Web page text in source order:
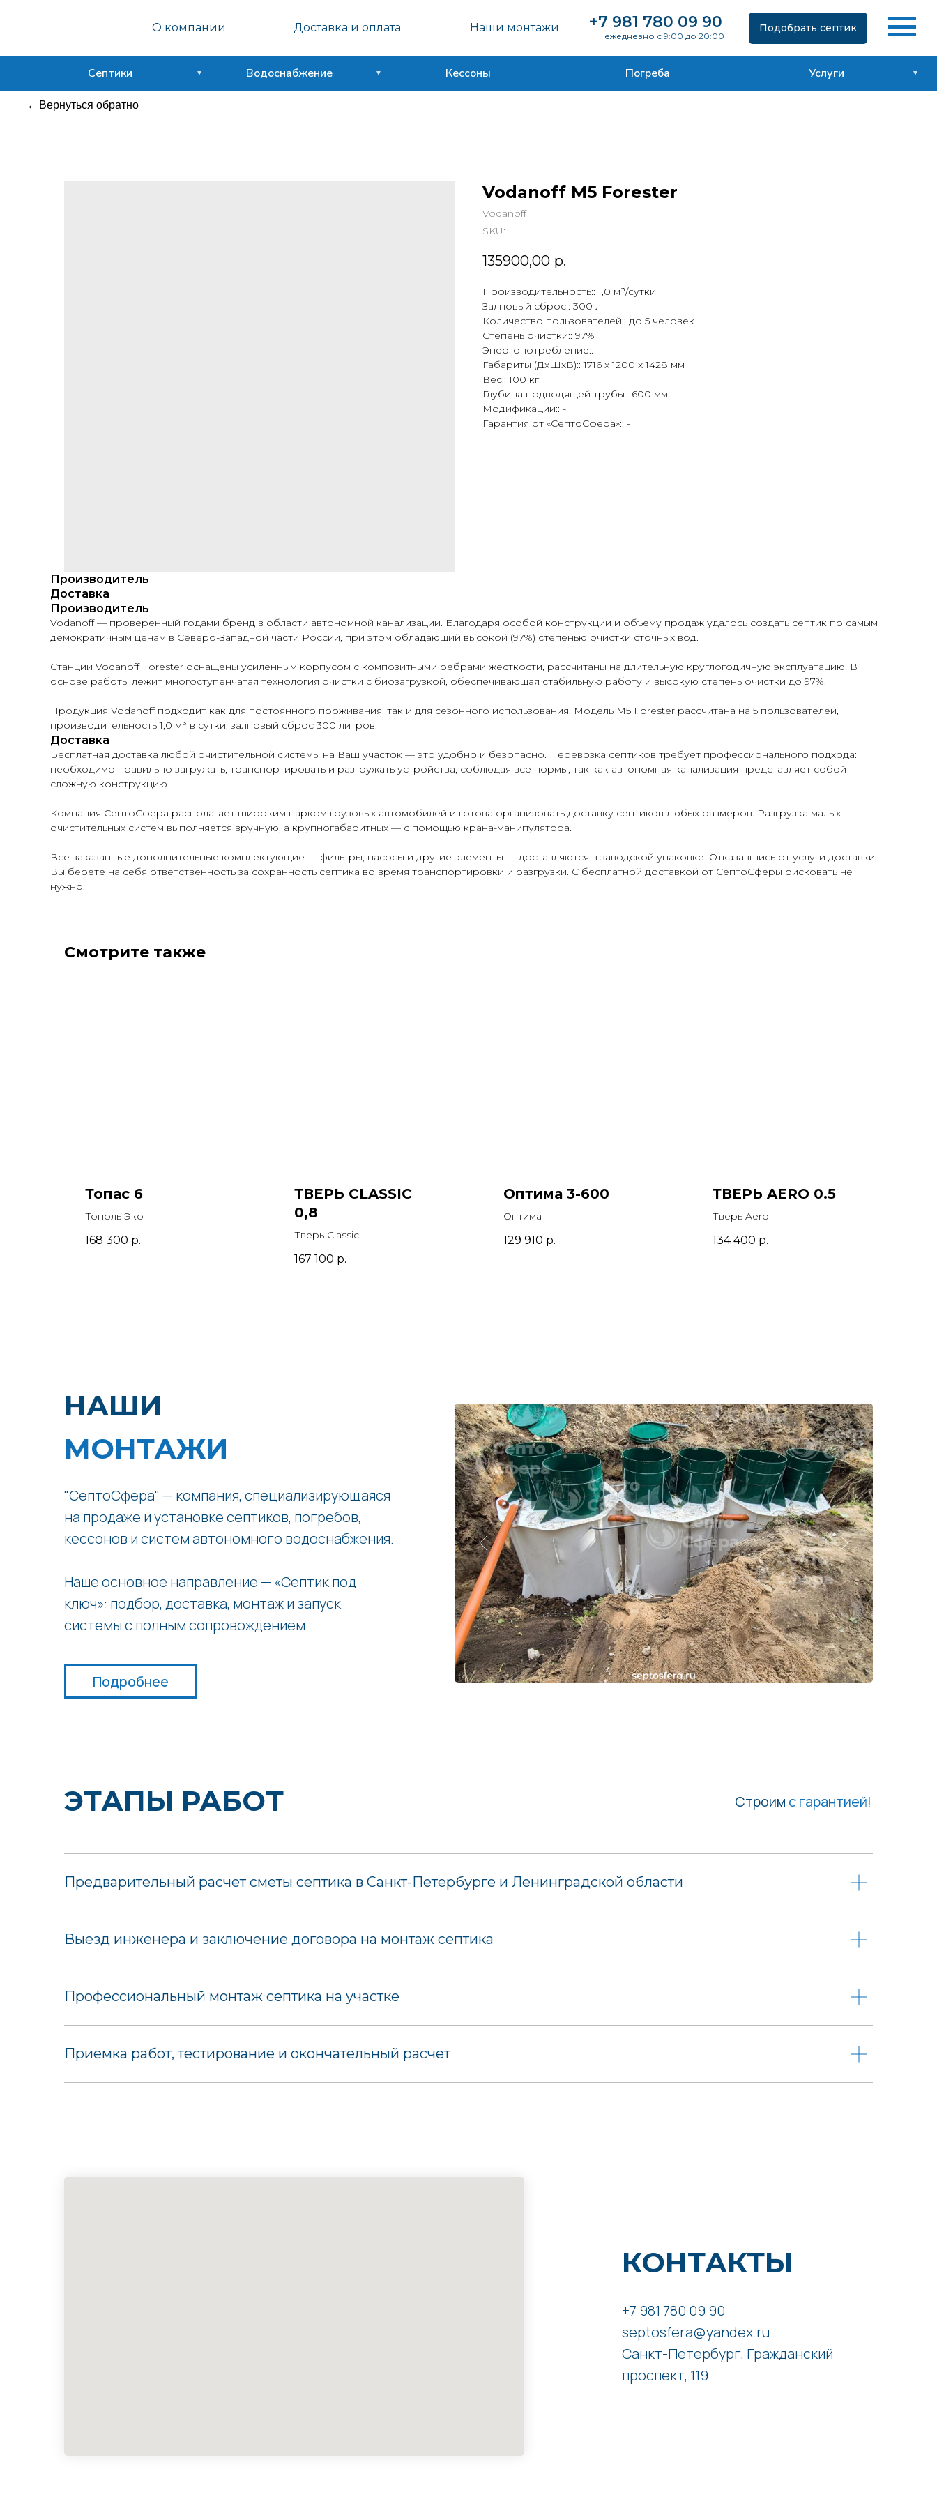
+7 981 780 09 90
ежедневно с 9:00 до 20:00
О компании Доставка и оплата Наши монтажи Подобрать септик
Септики Водоснабжение Кессоны Погреба Услуги
Вернуться обратно
Vodanoff M5 Forester
Vodanoff
SKU:
135900,00 р.
Производительность:: 1,0 м³/сутки
Залповый сброс:: 300 л
Количество пользователей:: до 5 человек
Степень очистки:: 97%
Энергопотребление:: -
Габариты (ДхШхВ):: 1716 x 1200 x 1428 мм
Вес:: 100 кг
Глубина подводящей трубы:: 600 мм
Модификации:: -
Гарантия от «СептоСфера»:: -
Производитель
Доставка
Производитель
Vodanoff — проверенный годами бренд в области автономной канализации. Благодаря особой конструкции и объему продаж удалось создать септик по самым
демократичным ценам в Северо-Западной части России, при этом обладающий высокой (97%) степенью очистки сточных вод.
Станции Vodanoff Forester оснащены усиленным корпусом с композитными ребрами жесткости, рассчитаны на длительную круглогодичную эксплуатацию. В
основе работы лежит многоступенчатая технология очистки с биозагрузкой, обеспечивающая стабильную работу и высокую степень очистки до 97%.
Продукция Vodanoff подходит как для постоянного проживания, так и для сезонного использования. Модель M5 Forester рассчитана на 5 пользователей,
производительность 1,0 м³ в сутки, залповый сброс 300 литров.
Доставка
Бесплатная доставка любой очистительной системы на Ваш участок — это удобно и безопасно. Перевозка септиков требует профессионального подхода:
необходимо правильно загружать, транспортировать и разгружать устройства, соблюдая все нормы, так как автономная канализация представляет собой
сложную конструкцию.
Компания СептоСфера располагает широким парком грузовых автомобилей и готова организовать доставку септиков любых размеров. Разгрузка малых
очистительных систем выполняется вручную, а крупногабаритных — с помощью крана-манипулятора.
Все заказанные дополнительные комплектующие — фильтры, насосы и другие элементы — доставляются в заводской упаковке. Отказавшись от услуги доставки,
Вы берёте на себя ответственность за сохранность септика во время транспортировки и разгрузки. С бесплатной доставкой от СептоСферы рисковать не
нужно.
Смотрите также
Топас 6
Тополь Эко
168 300 р.
ТВЕРЬ CLASSIC
0,8
Тверь Classic
167 100 р.
Оптима 3-600
Оптима
129 910 р.
ТВЕРЬ AERO 0.5
Тверь Aero
134 400 р.
НАШИ
МОНТАЖИ
"СептоСфера" — компания, специализирующаяся
на продаже и установке септиков, погребов,
кессонов и систем автономного водоснабжения.
Наше основное направление — «Септик под
ключ»: подбор, доставка, монтаж и запуск
системы с полным сопровождением.
Подробнее
ЭТАПЫ РАБОТ Строим с гарантией!
Предварительный расчет сметы септика в Санкт-Петербурге и Ленинградской области
Выезд инженера и заключение договора на монтаж септика
Профессиональный монтаж септика на участке
Приемка работ, тестирование и окончательный расчет
КОНТАКТЫ
+7 981 780 09 90
septosfera@yandex.ru
Санкт-Петербург, Гражданский
проспект, 119